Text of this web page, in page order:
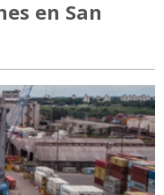
en San